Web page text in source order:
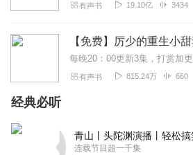
有声书 19.10亿 3434
每晚20：00更新3集，打赏加
有声书 815.24万 660
经典必听
连载节目超一千集